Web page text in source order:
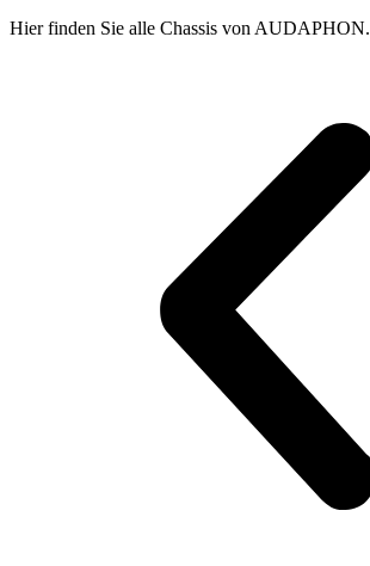
Hier finden Sie alle Chassis von AUDAPHON.